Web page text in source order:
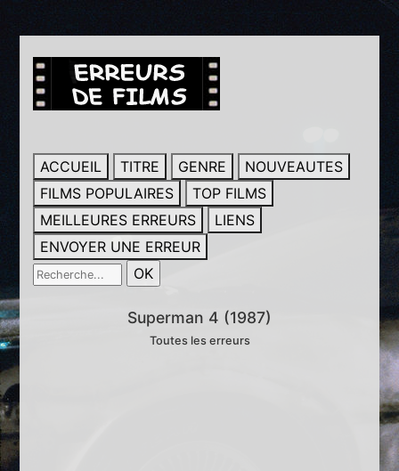
ACCUEIL TITRE GENRE
NOUVEAUTES
FILMS POPULAIRES
TOP FILMS
MEILLEURES ERREURS
LIENS
ENVOYER UNE ERREUR
Superman 4 (1987)
Toutes les erreurs